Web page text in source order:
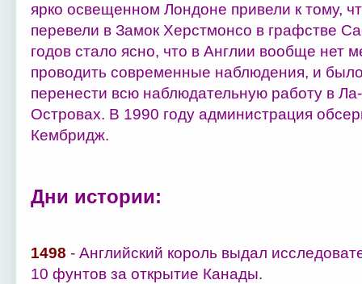
ярко освещенном Лондоне привели к тому,
перевели в Замок Хeрстмонсо в графстве
годов стало ясно, что в Англии вообще нет
проводить современные наблюдения, и
перенести всю наблюдательную работу в
Островах. В 1990 году администрация
Кембридж.
Дни истории:
1498 - Английский король выдал
10 фунтов за открытие Канады.